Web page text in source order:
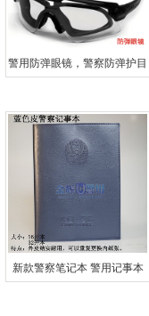
警用防弹眼镜，警察防弹护目
防弹眼镜
新款警察笔记本 警用记事本